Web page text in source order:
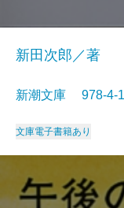
新田次郎／著
新潮文庫 978-4-
文庫電子書籍あり